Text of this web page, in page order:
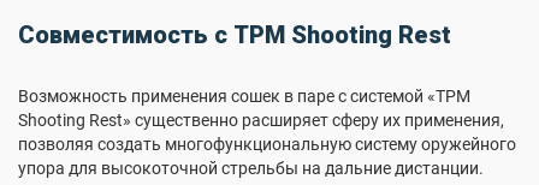
Совместимость с TPM Shooting Rest
Возможность применения сошек в паре с системой «TPM
Shooting Rest» существенно расширяет сферу их применения,
позволяя создать многофункциональную систему оружейного
упора для высокоточной стрельбы на дальние дистанции.